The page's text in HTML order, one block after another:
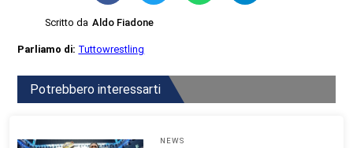
Scritto da Aldo Fiadone
Parliamo di: Tuttowrestling
Potrebbero interessarti
NEWS